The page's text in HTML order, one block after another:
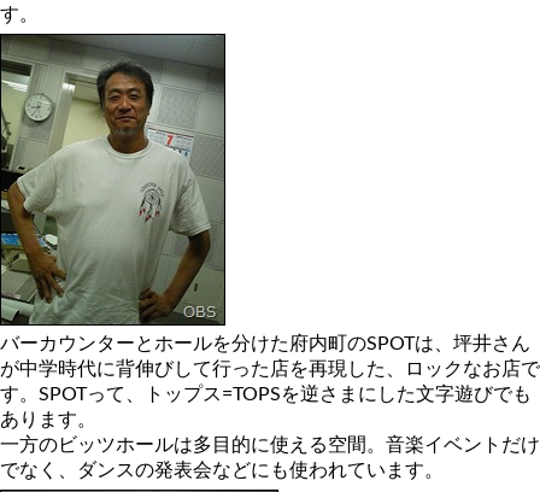
す。
バーカウンターとホールを分けた府内町のSPOTは、坪井さん
が中学時代に背伸びして行った店を再現した、ロックなお店で
す。SPOTって、トップス=TOPSを逆さまにした文字遊びでも
あります。
一方のビッツホールは多目的に使える空間。音楽イベントだけ
でなく、ダンスの発表会などにも使われています。